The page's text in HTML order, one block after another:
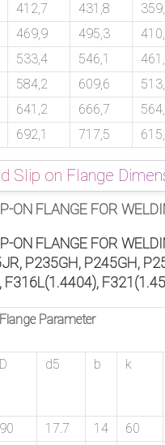
412,7 431,8
469,9 495,3
533,4 546,1
584,2 609,6
641,2 666,7
692,1 717,5
Slip on Flange
ON FLANGE FOR
ON FLANGE FOR
P235GH, P245GH,
Flange Parameter
D d5 b k
90 17.7 14 60